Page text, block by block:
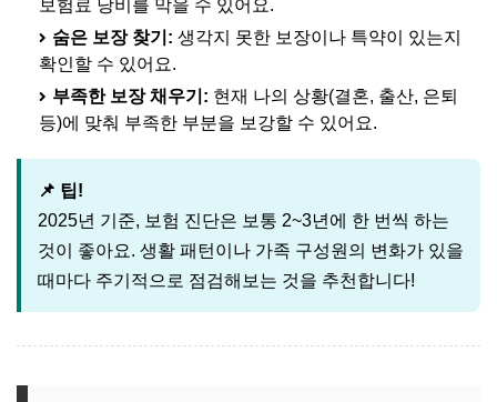
보험료 낭비를 막을 수 있어요.
숨은 보장 찾기: 생각지 못한 보장이나 특약이 있는지
확인할 수 있어요.
부족한 보장 채우기: 현재 나의 상황(결혼, 출산, 은퇴
등)에 맞춰 부족한 부분을 보강할 수 있어요.
📌 팁!
2025년 기준, 보험 진단은 보통 2~3년에 한 번씩 하는
것이 좋아요. 생활 패턴이나 가족 구성원의 변화가 있을
때마다 주기적으로 점검해보는 것을 추천합니다!